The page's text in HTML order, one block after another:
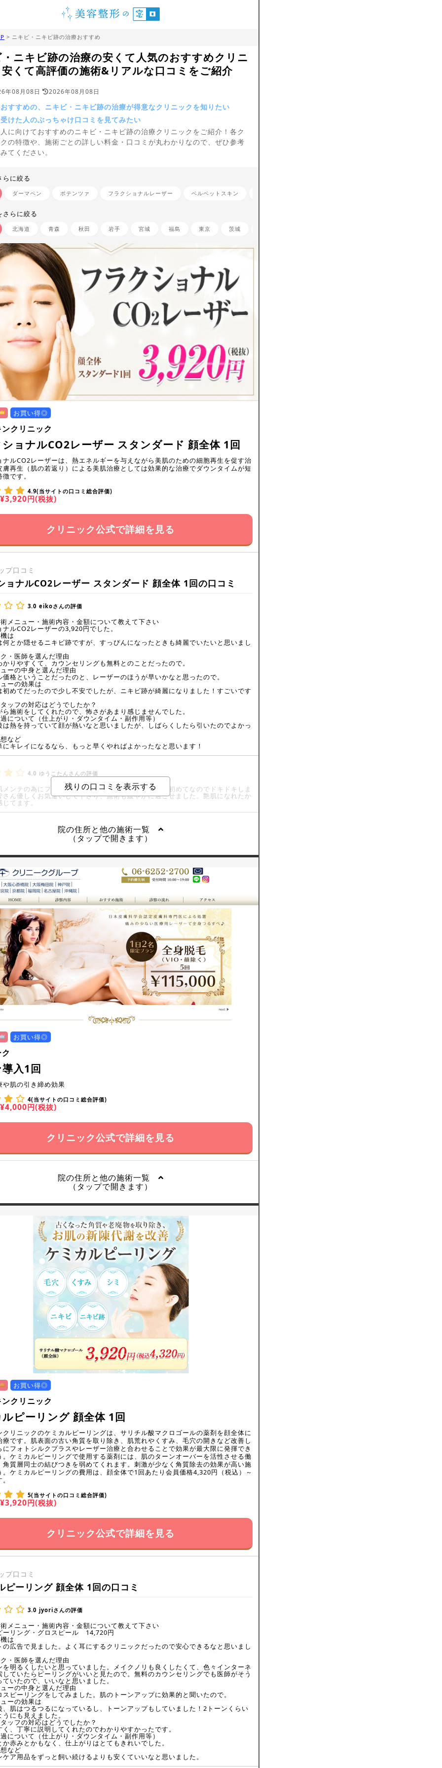
> ニキビ・ニキビ跡の治療おすすめ
ニキビ跡の治療の安くて人気のおすすめクリニ
安くて高評価の施術&リアルな口コミをご紹介
年08月08日 2026年08月08日
すすめの、ニキビ・ニキビ跡の治療が得意なクリニックを知りたい
けた人のぶっちゃけ口コミを見てみたい
に向けておすすめのニキビ・ニキビ跡の治療クリニックをご紹介！各ク
の特徴や、施術ごとの詳しい料金・口コミが丸わかりなので、ぜひ参考
てください。
らに絞る
ダーマペン ポテンツァ フラクショナルレーザー ベルベットスキン
さらに絞る
北海道 青森 秋田 岩手 宮城 福島 東京 茨城
お買い得◎
クリニック
ョナルCO2レーザー スタンダード 顔全体 1回
ナルCO2レーザーは、熱エネルギーを与えながら美肌のための細胞再生を促す治
膚再生（肌の若返り）による美肌治療としては効果的な治療でダウンタイムが短
です。
4.9(当サイトの口コミ総合評価)
¥3,920円(税抜)
クリニック公式で詳細を見る
プ口コミ
ョナルCO2レーザー スタンダード 顔全体 1回の口コミ
3.0 eikoさんの評価
メニュー・施術内容・金額について教えて下さい
ナルCO2レーザーの3,920円でした。
は
何とか隠せるニキビ跡ですが、すっぴんになったときも綺麗でいたいと思いまし
・医師を選んだ理由
かりやすくて、カウンセリングも無料とのことだったので。
ーの中身と選んだ理由
価格ということだったのと、レーザーのほうが早いかなと思ったので。
ーの効果は
初めてだったので少し不安でしたが、ニキビ跡が綺麗になりました！すごいです
ッフの対応はどうでしたか？
ら施術をしてくれたので、怖さがあまり感じませんでした。
について（仕上がり・ダウンタイム・副作用等）
は熱を持っていて顔が熱いなと思いましたが、しばらくしたら引いたのでよかっ
など
にキレイになるなら、もっと早くやればよかったなと思います！
4.0 ゆうこたんさんの評価
メンテの為にフラクショナルCO2レーザーしました。初めてなのでドキドキしま
さん優しくお気遣いして下さり、施術も緩やかに過ごせました。艶肌になれたか
てます。
院の住所と他の施術一覧
（タップで開きます）
お買い得◎
入1回
や肌の引き締め効果
4(当サイトの口コミ総合評価)
¥4,000円(税抜)
クリニック公式で詳細を見る
院の住所と他の施術一覧
（タップで開きます）
お買い得◎
クリニック
ピーリング 顔全体 1回
クリニックのケミカルピーリングは、サリチル酸マクロゴールの薬剤を顔全体に
療です。肌表面の古い角質を取り除き、肌荒れやくすみ、毛穴の開きなど改善し
にフォトシルクプラスやレーザー治療と合わせることで効果が最大限に発揮でき
。ケミカルピーリングで使用する薬剤には、肌のターンオーバーを活性させる働
角質層同士の結びつきを弱めてくれます。刺激が少なく角質除去の効果が高い施
。ケミカルピーリングの費用は、顔全体で1回あたり会員価格4,320円（税込）～
5(当サイトの口コミ総合評価)
¥3,920円(税抜)
クリニック公式で詳細を見る
プ口コミ
ピーリング 顔全体 1回の口コミ
3.0 jyoriさんの評価
メニュー・施術内容・金額について教えて下さい
ーリング・グロスピール 14,720円
は
の広告で見ました。よく耳にするクリニックだったので安心できるなと思いまし
・医師を選んだ理由
を明るくしたいと思っていました。メイクノリも良くしたくて、色々インターネ
していたらピーリングがいいと見たので。無料のカウンセリングでも医師がそう
ていたので、いいなと思いました。
ーの中身と選んだ理由
スピーリングをしてみました。肌のトーンアップに効果的と聞いたので。
ーの効果は
、肌はつるつるになっているし、トーンアップもしていました！2トーンくらい
にも見えました。
ッフの対応はどうでしたか？
く、丁寧に説明してくれたのでわかりやすかったです。
について（仕上がり・ダウンタイム・副作用等）
か赤みとかもなく、仕上がりはとてもきれいでした。
など
ケア用品をずっと飼い続けるよりも安くていいなと思いました。